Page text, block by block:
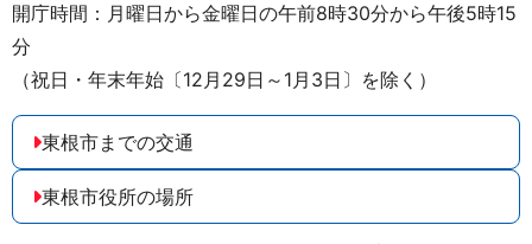
開庁時間：月曜日から金曜日の午前8時30分から午後5時15
分
（祝日・年末年始〔12月29日～1月3日〕を除く）
東根市までの交通
東根市役所の場所